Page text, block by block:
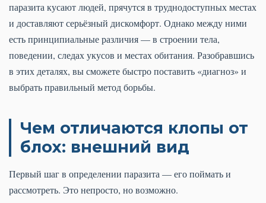
паразита кусают людей, прячутся в труднодоступных местах
и доставляют серьёзный дискомфорт. Однако между ними
есть принципиальные различия — в строении тела,
поведении, следах укусов и местах обитания. Разобравшись
в этих деталях, вы сможете быстро поставить «диагноз» и
выбрать правильный метод борьбы.
Чем отличаются клопы от
блох: внешний вид
Первый шаг в определении паразита — его поймать и
рассмотреть. Это непросто, но возможно.